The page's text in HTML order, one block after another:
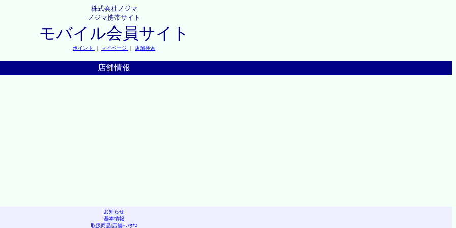
株式会社ノジマ
ノジマ携帯サイト
モバイル会員サイト
ポイント ｜ マイページ ｜ 店舗検索
店舗情報
お知らせ
基本情報
取扱商品|店舗へｱｸｾｽ